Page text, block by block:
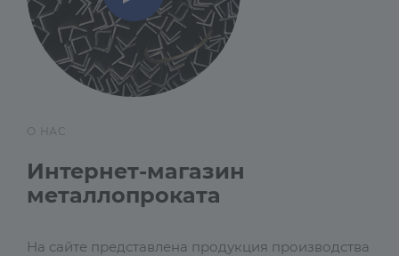
О НАС
Интернет-магазин
металлопроката
На сайте представлена продукция производства